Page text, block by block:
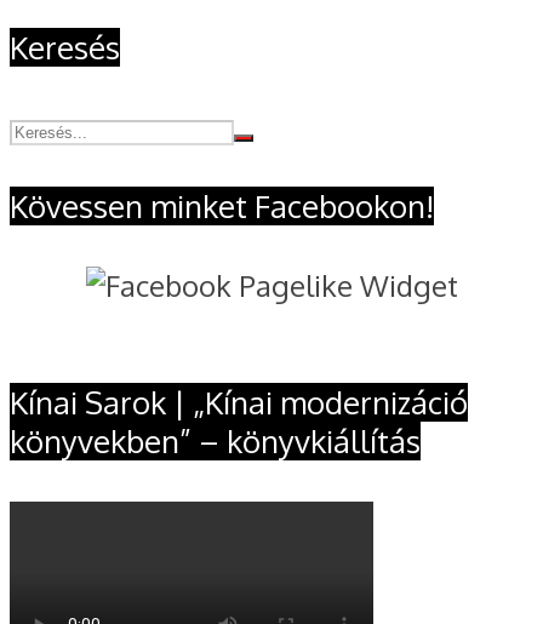
Keresés
Kövessen minket Facebookon!
Kínai Sarok | „Kínai modernizáció
könyvekben” – könyvkiállítás